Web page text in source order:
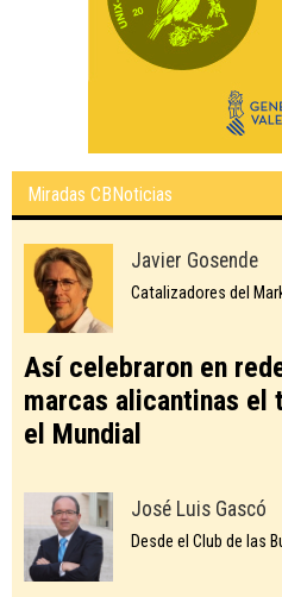
Miradas CBNoticias
Javier Gosende
Catalizadores del
Así celebraron en
marcas alicantinas el
el Mundial
José Luis Gascó
Desde el Club de las